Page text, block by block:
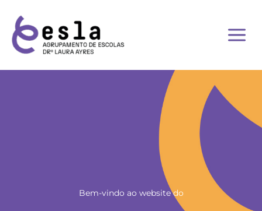
content
Bem-vindo ao website do